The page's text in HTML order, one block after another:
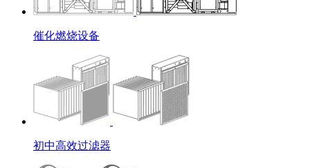
催化燃烧设备
初中高效过滤器